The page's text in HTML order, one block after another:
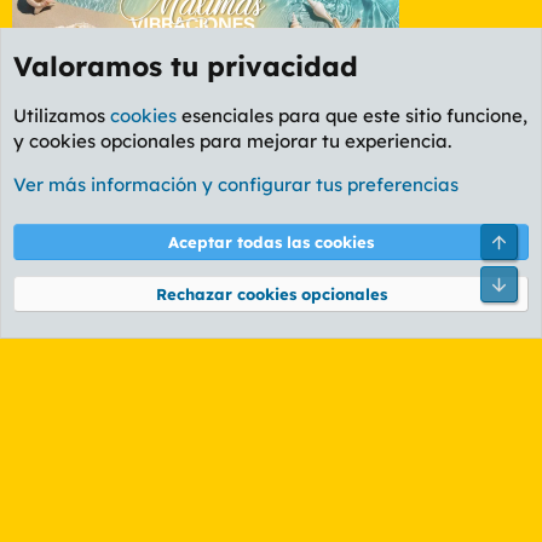
Foro Informática y Videojuegos
Cookies
PL OLDSTYLE AMARILLO
Términos y reglas Política de privacidad Ayuda
Community platform by XenForo® © 2010-2026 XenForo Ltd.
Valoramos tu privacidad
Utilizamos cookies esenciales para que este sitio funcione,
y cookies opcionales para mejorar tu experiencia.
Ver más información y configurar tus preferencias
Aceptar todas las cookies
Rechazar cookies opcionales